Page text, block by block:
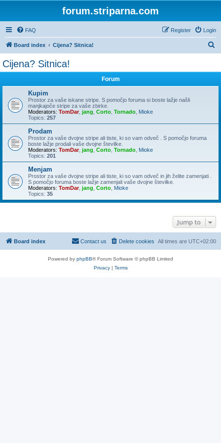
forum.striparna.com
FAQ Login
Register
Board index Cijena? Sitnica!
Cijena? Sitnica!
Forum
Kupim
Prostor za vaše iskane stripe. S pomočjo foruma si boste lažje našli
manjkajoče stripe za vaše zbirke.
Moderators: TomDar, jang Corto Tornado Mioke
Topics: 257
Prodam
Prostor za vaše dvojne stripe ali tiste, ki so vam odveč . S pomočjo foruma
boste lažje prodali vaše dvojne številke.
Moderators: TomDar, jang Corto Tornado Mioke
Topics: 201
Menjam
Prostor za vaše dvojne stripe ali tiste, ki so vam odveč in jih želite zamenjati .
S pomočjo foruma boste lažje zamenjali vaše dvojne številke.
Moderators: TomDar, jang Corto Mioke
Topics: 35
Jump to
Board index All times are UTC+02:00
Delete cookies
Contact us
Powered by phpBB® Forum Software © phpBB Limited
Privacy| Terms